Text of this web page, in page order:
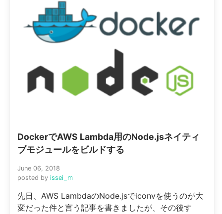
DockerでAWS Lambda用のNode.jsネイティ
ブモジュールをビルドする
June 06, 2018
posted by issei_m
先日、AWS LambdaのNode.jsでiconvを使うのが大
変だった件と言う記事を書きましたが、その後す